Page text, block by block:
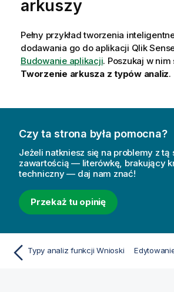
arkuszy
Pełny przykład tworzenia
dodawania go do aplikacji Qlik
Budowanie aplikacji. Poszukaj w nim
Tworzenie arkusza z typów analiz.
Czy ta strona była pomocna?
Jeżeli natkniesz się na problemy z tą
zawartością — literówkę, brakujący
techniczny — daj nam znać!
Przekaż tu opinię
Typy analiz funkcji Wnioski